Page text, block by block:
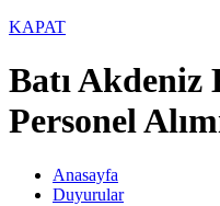
KAPAT
Batı Akdeniz
Personel
Anasayfa
Duyurular